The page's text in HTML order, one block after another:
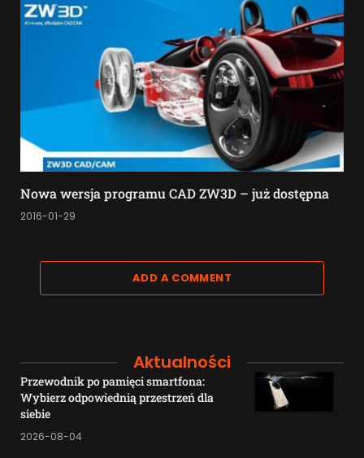
Nowa wersja programu CAD ZW3D – już dostępna
2016-01-29
ADD A COMMENT
Aktualności
Przewodnik po pamięci smartfona:
Wybierz odpowiednią przestrzeń dla
siebie
2026-08-04